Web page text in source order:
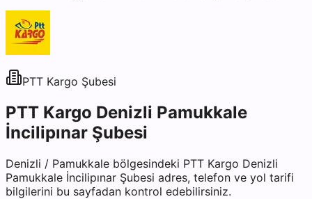
PTT Kargo Şubesi
PTT Kargo Denizli Pamukkale
İncilipınar Şubesi
Denizli / Pamukkale bölgesindeki PTT Kargo Denizli
Pamukkale İncilipınar Şubesi adres, telefon ve yol tarifi
bilgilerini bu sayfadan kontrol edebilirsiniz.